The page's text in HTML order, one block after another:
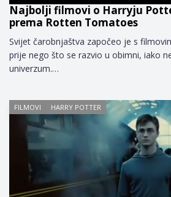
Najbolji filmovi o Harryju
prema Rotten Tomatoes
Svijet čarobnjaštva započeo je s
prije nego što se razvio u obimni, iako
univerzum.…
FILMOVI HARRY POTTER